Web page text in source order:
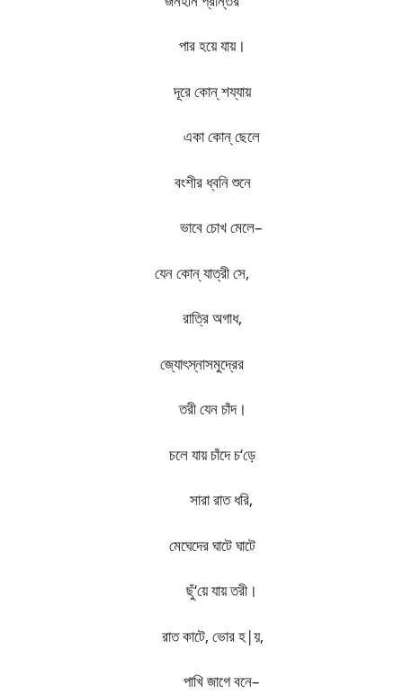
পার হয়ে যায়।
দূরে কোন্‌ শয্যায়
একা কোন্‌ ছেলে
বংশীর ধ্বনি শুনে
ভাবে চোখ মেলে–
যেন কোন্‌ যাত্রী সে,
রাত্রি অগাধ,
জ্যোৎস্নাসমুদ্রের
তরী যেন চাঁদ।
চলে যায় চাঁদে চ‘ড়ে
সারা রাত ধরি,
মেঘেদের ঘাটে ঘাটে
ছুঁ‘য়ে যায় তরী।
রাত কাটে,​​ ভোর হ|য়,
পাখি জাগে বনে–